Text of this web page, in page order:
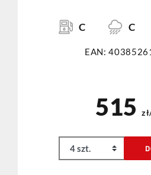
C C
EAN:
515